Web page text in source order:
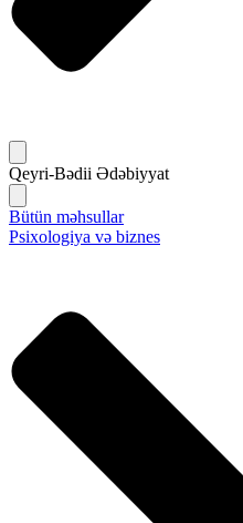
Qeyri-Bədii Ədəbiyyat
Bütün məhsullar
Psixologiya və biznes